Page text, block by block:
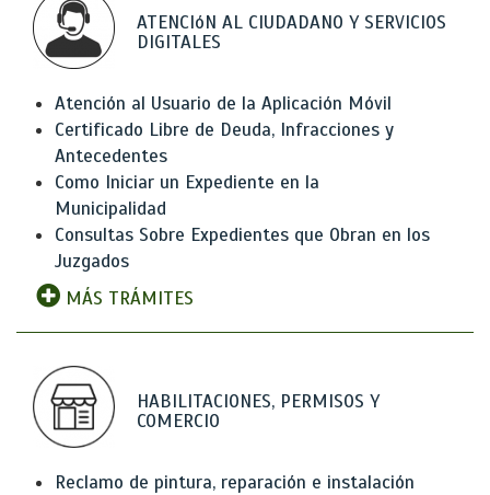
ATENCIóN AL CIUDADANO Y SERVICIOS
DIGITALES
Atención al Usuario de la Aplicación Móvil
Certificado Libre de Deuda, Infracciones y
Antecedentes
Como Iniciar un Expediente en la
Municipalidad
Consultas Sobre Expedientes que Obran en los
Juzgados
MÁS TRÁMITES
HABILITACIONES, PERMISOS Y
COMERCIO
Reclamo de pintura, reparación e instalación